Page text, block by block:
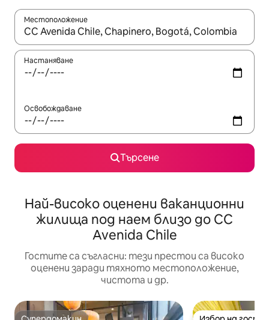
Местоположение
Когато резултатите се покажат, използвайте
Настаняване
Освобождаване
Търсене
Най-високо оценени ваканционни
жилища под наем близо до CC
Avenida Chile
Гостите са съгласни: тези престои са високо
оценени заради тяхното местоположение,
чистота и др.